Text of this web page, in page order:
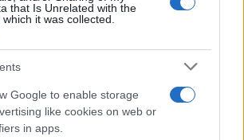
that Is Unrelated with the
it was collected.
Google to enable storage
like cookies on web or
in apps.